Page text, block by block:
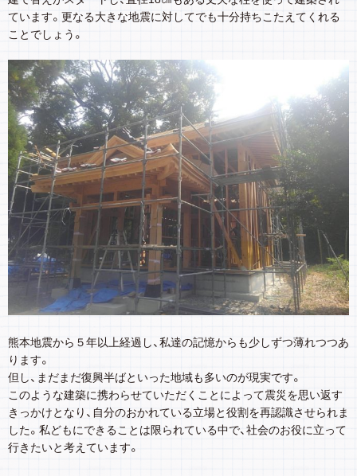
ています。更なる大きな地震に対してでも十分持ちこたえてくれる
ことでしょう。
熊本地震から５年以上経過し、私達の記憶からも少しずつ薄れつつあ
ります。
但し、まだまだ復興半ばといった地域も多いのが現実です。
このような建築に携わらせていただくことによって震災を思い返す
きっかけとなり、自分のおかれている立場と役割を再認識させられま
した。私どもにできることは限られている中で、社会のお役に立って
行きたいと考えています。